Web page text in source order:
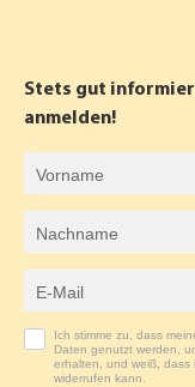
O
O
A
G
R
Stets gut
anmelden!
Ich stimme zu, dass
Daten genutzt werden,
erhalten, und weiß, dass
widerrufen kann.